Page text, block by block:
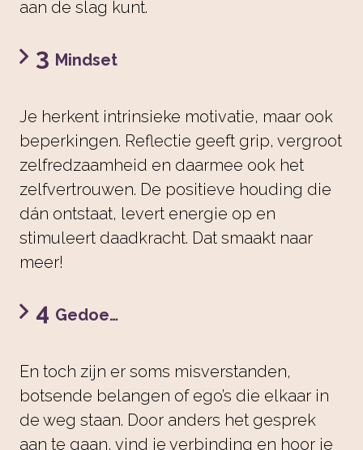
aan de slag kunt.
3 Mindset
Je herkent intrinsieke motivatie, maar ook
beperkingen. Reflectie geeft grip, vergroot
zelfredzaamheid en daarmee ook het
zelfvertrouwen. De positieve houding die
dán ontstaat, levert energie op en
stimuleert daadkracht. Dat smaakt naar
meer!
4 Gedoe…
En toch zijn er soms misverstanden,
botsende belangen of ego’s die elkaar in
de weg staan. Door anders het gesprek
aan te gaan, vind je verbinding en hoor je